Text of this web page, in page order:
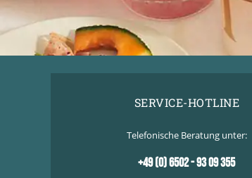
SERVICE-HOTLINE
Telefonische Beratung unter:
+49 (0) 6502 - 93 09 355